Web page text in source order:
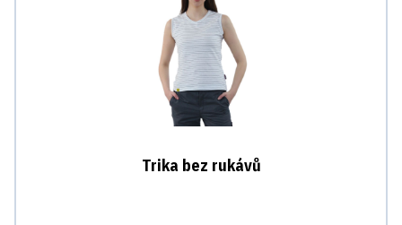
Trika bez rukávů